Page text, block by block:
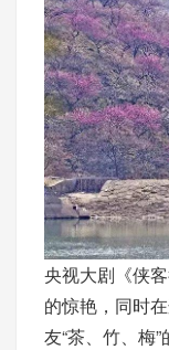
央视大剧《侠
的惊艳，同时
友“茶、竹、梅”